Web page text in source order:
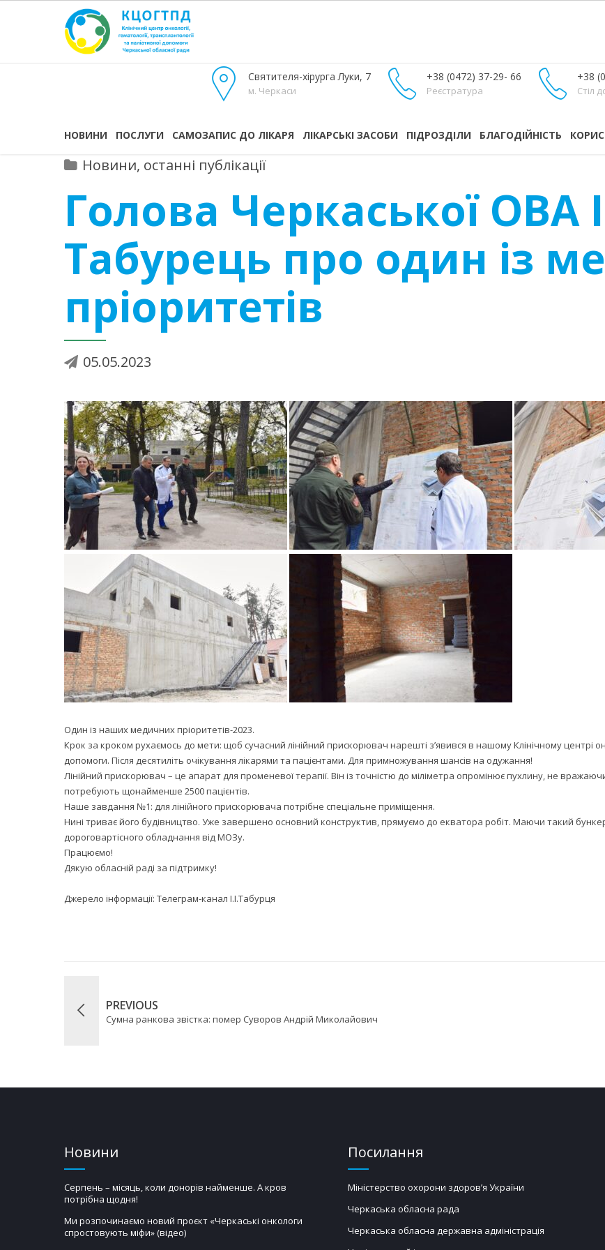
Святителя-хірурга Луки, 7
м. Черкаси
+38 (0472) 37-29- 66
Реєстратура
+38
Стіл
НОВИНИ ПОСЛУГИ САМОЗАПИС ДО ЛІКАРЯ ЛІКАРСЬКІ ЗАСОБИ ПІДРОЗДІЛИ БЛАГОДІЙНІСТЬ
Новини, останні публікації
Голова Черкаської ОВА
Табурець про один із
пріоритетів
05.05.2023
Один із наших медичних пріоритетів-2023.
Крок за кроком рухаємось до мети: щоб сучасний лінійний прискорювач нарешті з’явився в нашому Клінічному центрі
допомоги. Після десятиліть очікування лікарями та пацієнтами. Для примножування шансів на одужання!
Лінійний прискорювач – це апарат для променевої терапії. Він із точністю до міліметра опромінює пухлину, не
потребують щонайменше 2500 пацієнтів.
Наше завдання №1: для лінійного прискорювача потрібне спеціальне приміщення.
Нині триває його будівництво. Уже завершено основний конструктив, прямуємо до екватора робіт. Маючи такий
дороговартісного обладнання від МОЗу.
Працюємо!
Дякую обласній раді за підтримку!
Джерело інформації: Телеграм-канал І.І.Табурця
PREVIOUS
Сумна ранкова звістка: помер Суворов Андрій Миколайович
Новини
Серпень – місяць, коли донорів найменше. А кров
потрібна щодня!
Ми розпочинаємо новий проєкт «Черкаські онкологи
спростовують міфи» (відео)
Посилання
Міністерство охорони здоров’я України
Черкаська обласна рада
Черкаська обласна державна адміністрація